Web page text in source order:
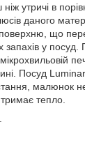
утричі в
даного
що
запахів у
Посуд
малюнок
тепло.